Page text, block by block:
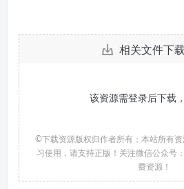
相关文件下
该资源需登录后下载
©下载资源版权归作者所有；本站所有
习使用，请支持正版！关注微信公众号：
费资源！